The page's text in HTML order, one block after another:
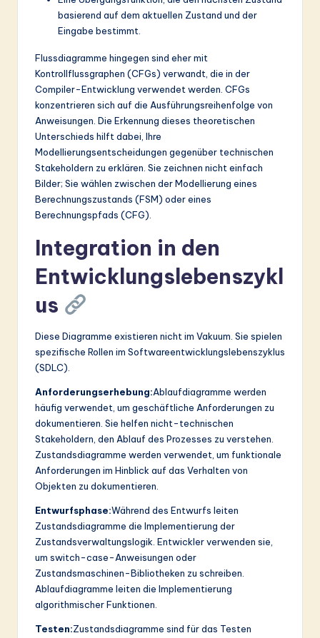
basierend auf dem aktuellen Zustand und der
Eingabe bestimmt.
Flussdiagramme hingegen sind eher mit
Kontrollflussgraphen (CFGs) verwandt, die in der
Compiler-Entwicklung verwendet werden. CFGs
konzentrieren sich auf die Ausführungsreihenfolge von
Anweisungen. Die Erkennung dieses theoretischen
Unterschieds hilft dabei, Ihre
Modellierungsentscheidungen gegenüber technischen
Stakeholdern zu erklären. Sie zeichnen nicht einfach
Bilder; Sie wählen zwischen der Modellierung eines
Berechnungszustands (FSM) oder eines
Berechnungspfads (CFG).
Integration in den
Entwicklungslebenszykl
us
Diese Diagramme existieren nicht im Vakuum. Sie spielen
spezifische Rollen im Softwareentwicklungslebenszyklus
(SDLC).
Anforderungserhebung:Ablaufdiagramme werden
häufig verwendet, um geschäftliche Anforderungen zu
dokumentieren. Sie helfen nicht-technischen
Stakeholdern, den Ablauf des Prozesses zu verstehen.
Zustandsdiagramme werden verwendet, um funktionale
Anforderungen im Hinblick auf das Verhalten von
Objekten zu dokumentieren.
Entwurfsphase:Während des Entwurfs leiten
Zustandsdiagramme die Implementierung der
Zustandsverwaltungslogik. Entwickler verwenden sie,
um switch-case-Anweisungen oder
Zustandsmaschinen-Bibliotheken zu schreiben.
Ablaufdiagramme leiten die Implementierung
algorithmischer Funktionen.
Testen:Zustandsdiagramme sind für das Testen